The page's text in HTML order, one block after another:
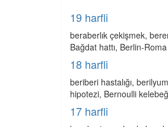
19 harfli
beraberlık çekişmek,
Bağdat hattı, Berlin-
18 harfli
beriberi hastalığı,
hipotezi, Bernoulli
17 harfli